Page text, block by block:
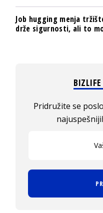
Job hugging menja
drže sigurnosti, ali to
BIZLIFE
Pridružite se